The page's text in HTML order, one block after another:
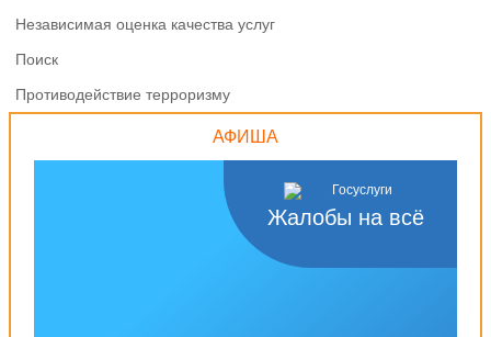
Независимая оценка качества услуг
Поиск
Противодействие терроризму
АФИША
Жалобы на всё